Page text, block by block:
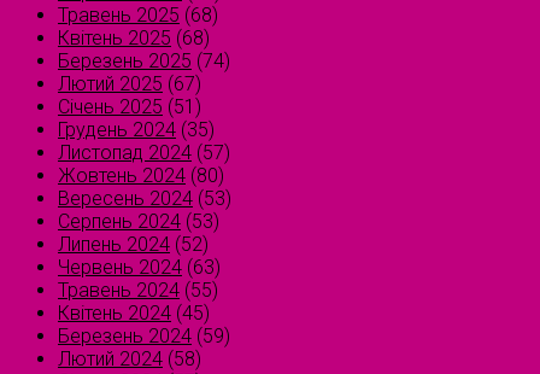
Травень 2025 (68)
Квітень 2025 (68)
Березень 2025 (74)
Лютий 2025 (67)
Січень 2025 (51)
Грудень 2024 (35)
Листопад 2024 (57)
Жовтень 2024 (80)
Вересень 2024 (53)
Серпень 2024 (53)
Липень 2024 (52)
Червень 2024 (63)
Травень 2024 (55)
Квітень 2024 (45)
Березень 2024 (59)
Лютий 2024 (58)